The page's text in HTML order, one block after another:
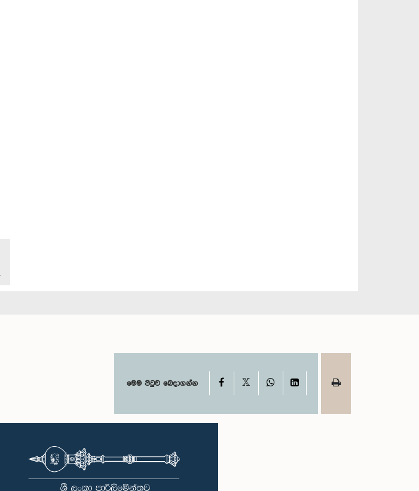
මෙම පිටුව බෙදාගන්න Facebook WhatsAppLinkedIn